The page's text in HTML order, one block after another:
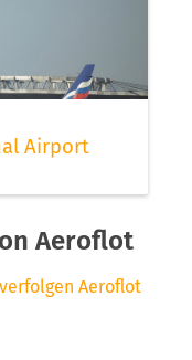
Airport
Aeroflot
Aeroflot